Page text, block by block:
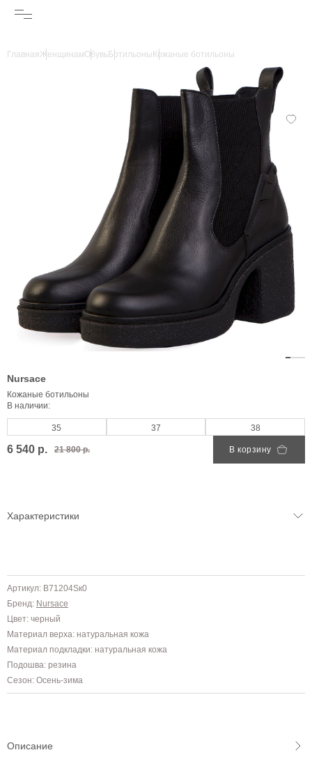
ГлавнаяЖенщинамОбувьБотильоны Кожаные ботильоны
Nursace
Кожаные ботильоны
В наличии:
35 37 38
6 540 р. 21 800 р. В корзину
Характеристики
Артикул: B71204Sк0
Бренд: Nursace
Цвет: черный
Материал верха: натуральная кожа
Материал подкладки: натуральная кожа
Подошва: резина
Сезон: Осень-зима
Описание